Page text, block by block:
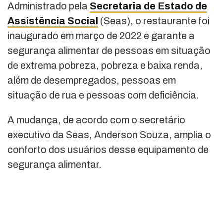
Administrado pela Secretaria de Estado de
Assistência Social (Seas), o restaurante foi
inaugurado em março de 2022 e garante a
segurança alimentar de pessoas em situação
de extrema pobreza, pobreza e baixa renda,
além de desempregados, pessoas em
situação de rua e pessoas com deficiência.
A mudança, de acordo com o secretário
executivo da Seas, Anderson Souza, amplia o
conforto dos usuários desse equipamento de
segurança alimentar.